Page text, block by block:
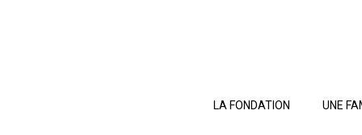
LA FONDATION UNE